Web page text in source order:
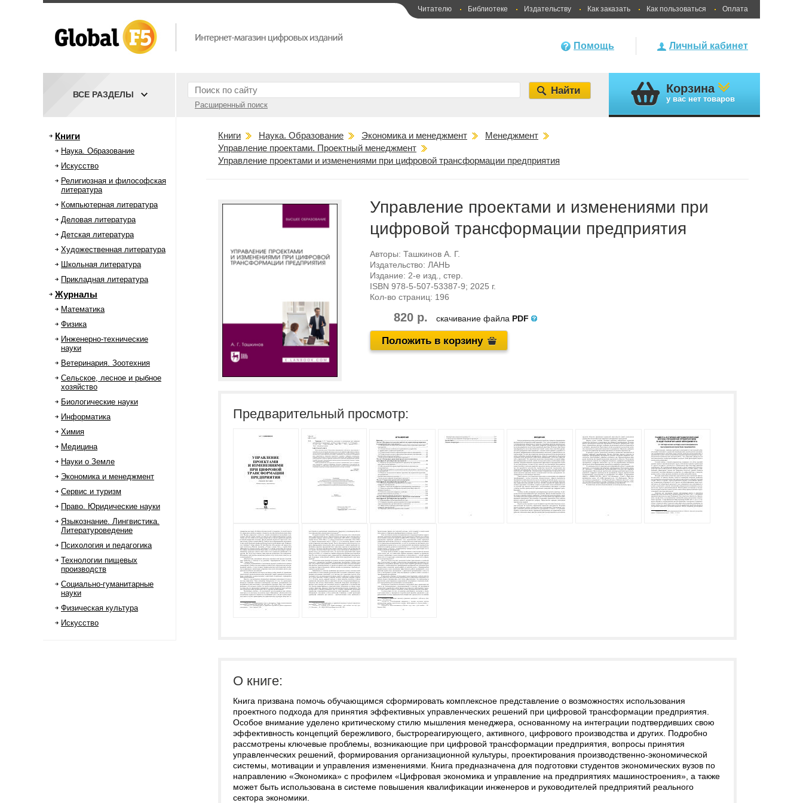
Читателю Библиотеке Издательству Как заказать Как пользоваться Оплата
Личный кабинет
Помощь
Расширенный поиск
ВСЕ РАЗДЕЛЫ Корзина
у вас нет товаров
Книги
Наука. Образование
Искусство
Религиозная и философская
литература
Компьютерная литература
Деловая литература
Детская литература
Художественная литература
Школьная литература
Прикладная литература
Журналы
Математика
Физика
Инженерно-технические
науки
Ветеринария. Зоотехния
Сельское, лесное и рыбное
хозяйство
Биологические науки
Информатика
Химия
Медицина
Науки о Земле
Экономика и менеджмент
Сервис и туризм
Право. Юридические науки
Языкознание. Лингвистика.
Литературоведение
Психология и педагогика
Технологии пищевых
производств
Социально-гуманитарные
науки
Физическая культура
Искусство
Книги Наука. Образование Экономика и менеджмент
Менеджмент
Управление проектами. Проектный менеджмент
Управление проектами и изменениями при цифровой трансформации предприятия
Управление проектами и изменениями при
цифровой трансформации предприятия
Авторы: Ташкинов А. Г.
Издательство: ЛАНЬ
Издание: 2-е изд., стер.
ISBN 978-5-507-53387-9; 2025 г.
Кол-во страниц: 196
820 р. скачивание файла PDF
Положить в корзину
Предварительный просмотр:
О книге:
Книга призвана помочь обучающимся сформировать комплексное представление о возможностях использования
проектного подхода для принятия эффективных управленческих решений при цифровой трансформации предприятия.
Особое внимание уделено критическому стилю мышления менеджера, основанному на интеграции подтвердивших свою
эффективность концепций бережливого, быстрореагирующего, активного, цифрового производства и других. Подробно
рассмотрены ключевые проблемы, возникающие при цифровой трансформации предприятия, вопросы принятия
управленческих решений, формирования организационной культуры, проектирования производственно-экономической
системы, мотивации и управления изменениями. Книга предназначена для подготовки студентов экономических вузов по
направлению «Экономика» с профилем «Цифровая экономика и управление на предприятиях машиностроения», а также
может быть использована в системе повышения квалификации инженеров и руководителей предприятий реального
сектора экономики.